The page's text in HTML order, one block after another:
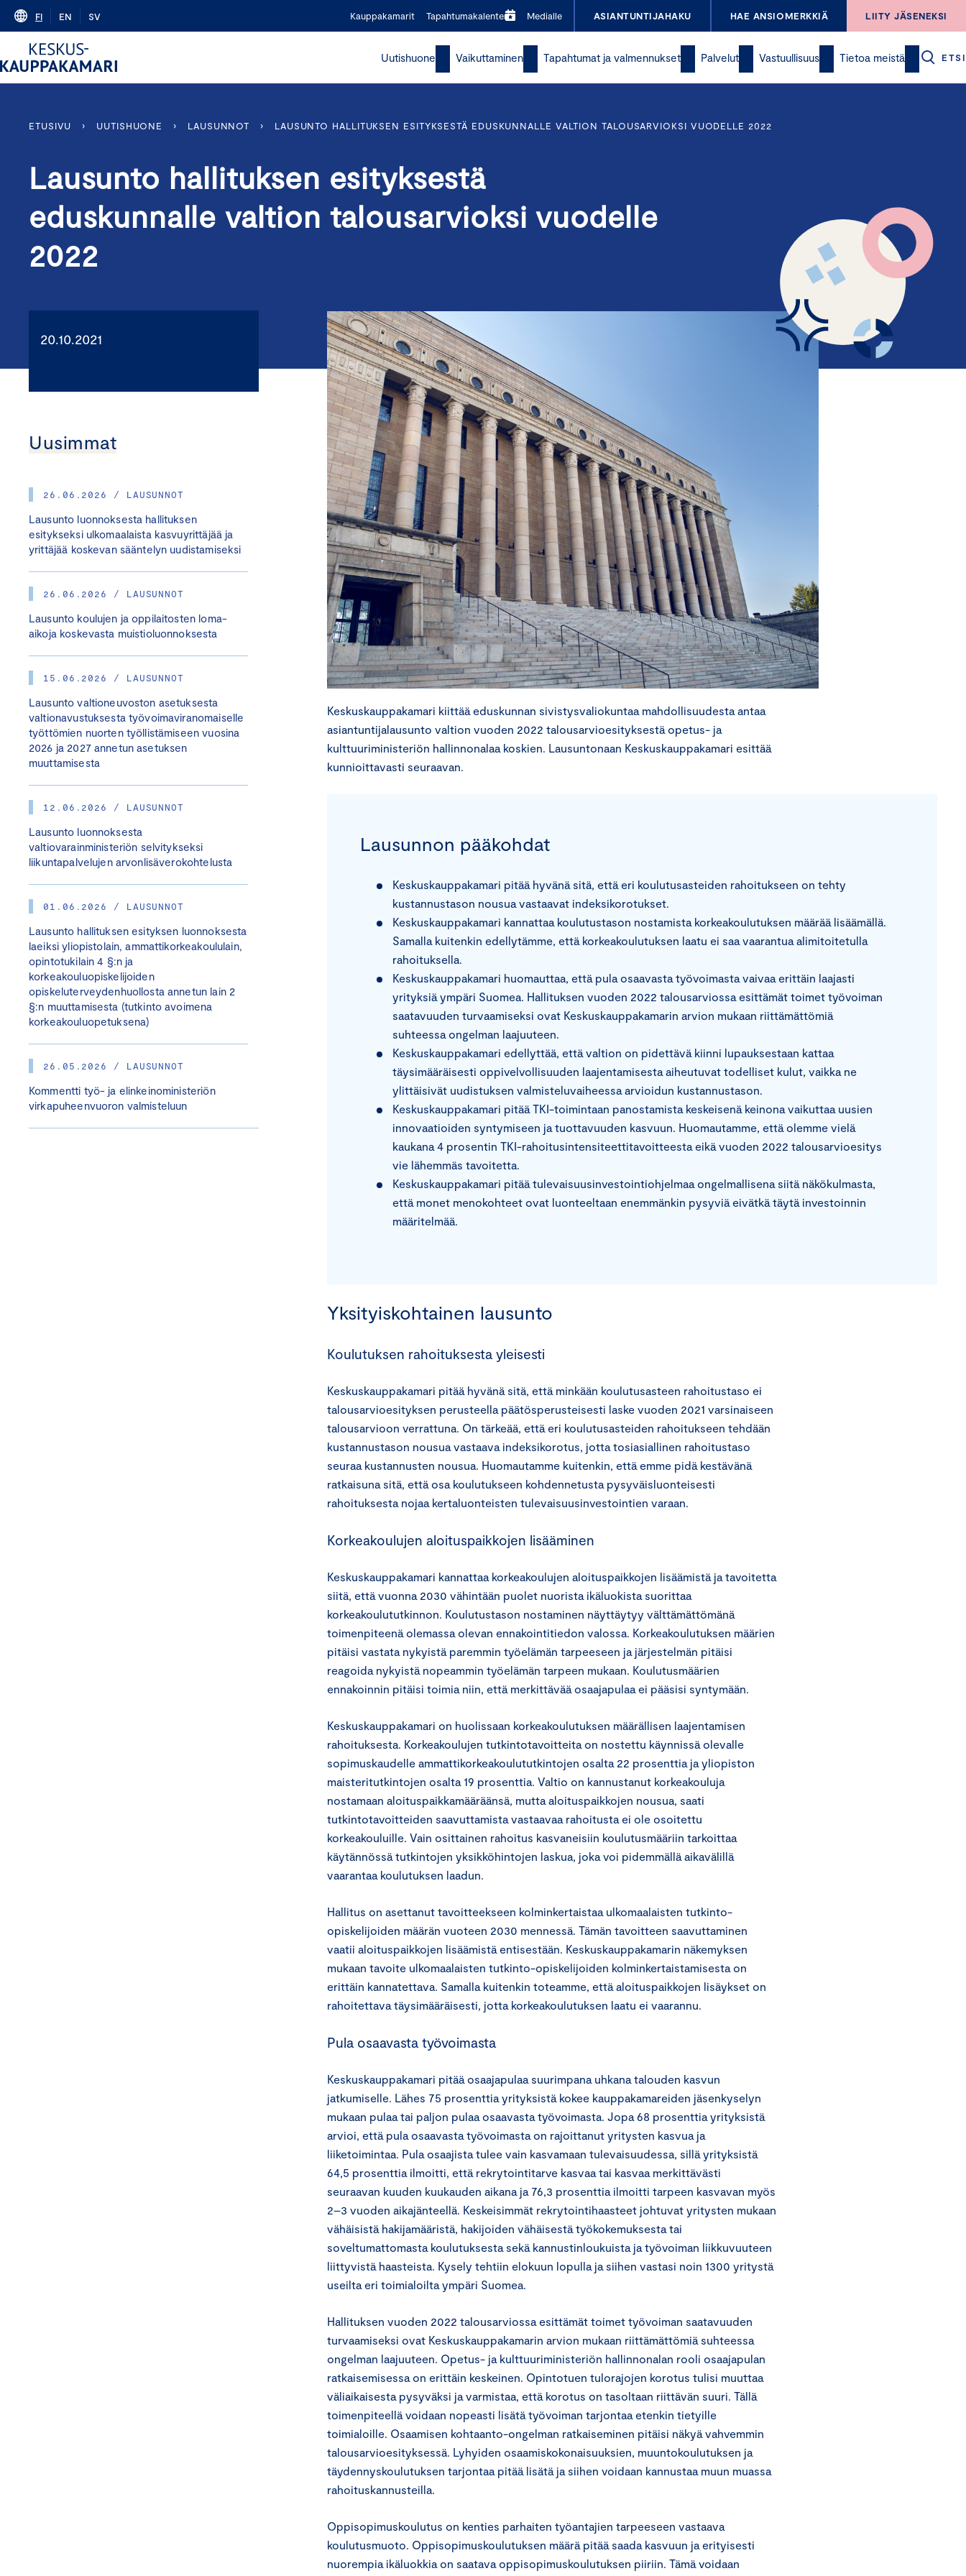
Skip
content
FI EN SV Kauppakamarit Tapahtumakalenteri Medialle ASIANTUNTIJAHAKU HAE ANSIOMERKKIÄ LIITY JÄSENEKSI
Uutishuone Vaikuttaminen Tapahtumat ja valmennukset Palvelut Vastuullisuus Tietoa meistä ETSI
ETUSIVU › UUTISHUONE › LAUSUNNOT › LAUSUNTO HALLITUKSEN ESITYKSESTÄ EDUSKUNNALLE VALTION TALOUSARVIOKSI VUODELLE 2022
Lausunto hallituksen esityksestä
eduskunnalle valtion talousarvioksi vuodelle
2022
20.10.2021
Uusimmat
26.06.2026 / LAUSUNNOT
Lausunto luonnoksesta hallituksen
esitykseksi ulkomaalaista kasvuyrittäjää ja
yrittäjää koskevan sääntelyn uudistamiseksi
26.06.2026 / LAUSUNNOT
Lausunto koulujen ja oppilaitosten loma-
aikoja koskevasta muistioluonnoksesta
15.06.2026 / LAUSUNNOT
Lausunto valtioneuvoston asetuksesta
valtionavustuksesta työvoimaviranomaiselle
työttömien nuorten työllistämiseen vuosina
2026 ja 2027 annetun asetuksen
muuttamisesta
12.06.2026 / LAUSUNNOT
Lausunto luonnoksesta
valtiovarainministeriön selvitykseksi
liikuntapalvelujen arvonlisäverokohtelusta
01.06.2026 / LAUSUNNOT
Lausunto hallituksen esityksen luonnoksesta
laeiksi yliopistolain, ammattikorkeakoululain,
opintotukilain 4 §:n ja
korkeakouluopiskelijoiden
opiskeluterveydenhuollosta annetun lain 2
§:n muuttamisesta (tutkinto avoimena
korkeakouluopetuksena)
26.05.2026 / LAUSUNNOT
Kommentti työ- ja elinkeinoministeriön
virkapuheenvuoron valmisteluun
Keskuskauppakamari kiittää eduskunnan sivistysvaliokuntaa mahdollisuudesta antaa
asiantuntijalausunto valtion vuoden 2022 talousarvioesityksestä opetus- ja
kulttuuriministeriön hallinnonalaa koskien. Lausuntonaan Keskuskauppakamari esittää
kunnioittavasti seuraavan.
Lausunnon pääkohdat
Keskuskauppakamari pitää hyvänä sitä, että eri koulutusasteiden rahoitukseen on tehty
kustannustason nousua vastaavat indeksikorotukset.
Keskuskauppakamari kannattaa koulutustason nostamista korkeakoulutuksen määrää lisäämällä.
Samalla kuitenkin edellytämme, että korkeakoulutuksen laatu ei saa vaarantua alimitoitetulla
rahoituksella.
Keskuskauppakamari huomauttaa, että pula osaavasta työvoimasta vaivaa erittäin laajasti
yrityksiä ympäri Suomea. Hallituksen vuoden 2022 talousarviossa esittämät toimet työvoiman
saatavuuden turvaamiseksi ovat Keskuskauppakamarin arvion mukaan riittämättömiä
suhteessa ongelman laajuuteen.
Keskuskauppakamari edellyttää, että valtion on pidettävä kiinni lupauksestaan kattaa
täysimääräisesti oppivelvollisuuden laajentamisesta aiheutuvat todelliset kulut, vaikka ne
ylittäisivät uudistuksen valmisteluvaiheessa arvioidun kustannustason.
Keskuskauppakamari pitää TKI-toimintaan panostamista keskeisenä keinona vaikuttaa uusien
innovaatioiden syntymiseen ja tuottavuuden kasvuun. Huomautamme, että olemme vielä
kaukana 4 prosentin TKI-rahoitusintensiteettitavoitteesta eikä vuoden 2022 talousarvioesitys
vie lähemmäs tavoitetta.
Keskuskauppakamari pitää tulevaisuusinvestointiohjelmaa ongelmallisena siitä näkökulmasta,
että monet menokohteet ovat luonteeltaan enemmänkin pysyviä eivätkä täytä investoinnin
määritelmää.
Yksityiskohtainen lausunto
Koulutuksen rahoituksesta yleisesti
Keskuskauppakamari pitää hyvänä sitä, että minkään koulutusasteen rahoitustaso ei
talousarvioesityksen perusteella päätösperusteisesti laske vuoden 2021 varsinaiseen
talousarvioon verrattuna. On tärkeää, että eri koulutusasteiden rahoitukseen tehdään
kustannustason nousua vastaava indeksikorotus, jotta tosiasiallinen rahoitustaso
seuraa kustannusten nousua. Huomautamme kuitenkin, että emme pidä kestävänä
ratkaisuna sitä, että osa koulutukseen kohdennetusta pysyväisluonteisesti
rahoituksesta nojaa kertaluonteisten tulevaisuusinvestointien varaan.
Korkeakoulujen aloituspaikkojen lisääminen
Keskuskauppakamari kannattaa korkeakoulujen aloituspaikkojen lisäämistä ja tavoitetta
siitä, että vuonna 2030 vähintään puolet nuorista ikäluokista suorittaa
korkeakoulututkinnon. Koulutustason nostaminen näyttäytyy välttämättömänä
toimenpiteenä olemassa olevan ennakointitiedon valossa. Korkeakoulutuksen määrien
pitäisi vastata nykyistä paremmin työelämän tarpeeseen ja järjestelmän pitäisi
reagoida nykyistä nopeammin työelämän tarpeen mukaan. Koulutusmäärien
ennakoinnin pitäisi toimia niin, että merkittävää osaajapulaa ei pääsisi syntymään.
Keskuskauppakamari on huolissaan korkeakoulutuksen määrällisen laajentamisen
rahoituksesta. Korkeakoulujen tutkintotavoitteita on nostettu käynnissä olevalle
sopimuskaudelle ammattikorkeakoulututkintojen osalta 22 prosenttia ja yliopiston
maisteritutkintojen osalta 19 prosenttia. Valtio on kannustanut korkeakouluja
nostamaan aloituspaikkamääräänsä, mutta aloituspaikkojen nousua, saati
tutkintotavoitteiden saavuttamista vastaavaa rahoitusta ei ole osoitettu
korkeakouluille. Vain osittainen rahoitus kasvaneisiin koulutusmääriin tarkoittaa
käytännössä tutkintojen yksikköhintojen laskua, joka voi pidemmällä aikavälillä
vaarantaa koulutuksen laadun.
Hallitus on asettanut tavoitteekseen kolminkertaistaa ulkomaalaisten tutkinto-
opiskelijoiden määrän vuoteen 2030 mennessä. Tämän tavoitteen saavuttaminen
vaatii aloituspaikkojen lisäämistä entisestään. Keskuskauppakamarin näkemyksen
mukaan tavoite ulkomaalaisten tutkinto-opiskelijoiden kolminkertaistamisesta on
erittäin kannatettava. Samalla kuitenkin toteamme, että aloituspaikkojen lisäykset on
rahoitettava täysimääräisesti, jotta korkeakoulutuksen laatu ei vaarannu.
Pula osaavasta työvoimasta
Keskuskauppakamari pitää osaajapulaa suurimpana uhkana talouden kasvun
jatkumiselle. Lähes 75 prosenttia yrityksistä kokee kauppakamareiden jäsenkyselyn
mukaan pulaa tai paljon pulaa osaavasta työvoimasta. Jopa 68 prosenttia yrityksistä
arvioi, että pula osaavasta työvoimasta on rajoittanut yritysten kasvua ja
liiketoimintaa. Pula osaajista tulee vain kasvamaan tulevaisuudessa, sillä yrityksistä
64,5 prosenttia ilmoitti, että rekrytointitarve kasvaa tai kasvaa merkittävästi
seuraavan kuuden kuukauden aikana ja 76,3 prosenttia ilmoitti tarpeen kasvavan myös
2–3 vuoden aikajänteellä. Keskeisimmät rekrytointihaasteet johtuvat yritysten mukaan
vähäisistä hakijamääristä, hakijoiden vähäisestä työkokemuksesta tai
soveltumattomasta koulutuksesta sekä kannustinloukuista ja työvoiman liikkuvuuteen
liittyvistä haasteista. Kysely tehtiin elokuun lopulla ja siihen vastasi noin 1300 yritystä
useilta eri toimialoilta ympäri Suomea.
Hallituksen vuoden 2022 talousarviossa esittämät toimet työvoiman saatavuuden
turvaamiseksi ovat Keskuskauppakamarin arvion mukaan riittämättömiä suhteessa
ongelman laajuuteen. Opetus- ja kulttuuriministeriön hallinnonalan rooli osaajapulan
ratkaisemisessa on erittäin keskeinen. Opintotuen tulorajojen korotus tulisi muuttaa
väliaikaisesta pysyväksi ja varmistaa, että korotus on tasoltaan riittävän suuri. Tällä
toimenpiteellä voidaan nopeasti lisätä työvoiman tarjontaa etenkin tietyille
toimialoille. Osaamisen kohtaanto-ongelman ratkaiseminen pitäisi näkyä vahvemmin
talousarvioesityksessä. Lyhyiden osaamiskokonaisuuksien, muuntokoulutuksen ja
täydennyskoulutuksen tarjontaa pitää lisätä ja siihen voidaan kannustaa muun muassa
rahoituskannusteilla.
Oppisopimuskoulutus on kenties parhaiten työantajien tarpeeseen vastaava
koulutusmuoto. Oppisopimuskoulutuksen määrä pitää saada kasvuun ja erityisesti
nuorempia ikäluokkia on saatava oppisopimuskoulutuksen piiriin. Tämä voidaan